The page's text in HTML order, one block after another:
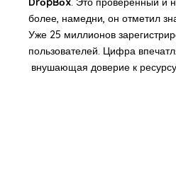
более, намедни, он отметил
Уже 25 миллионов
пользователей. Цифра
внушающая доверие к